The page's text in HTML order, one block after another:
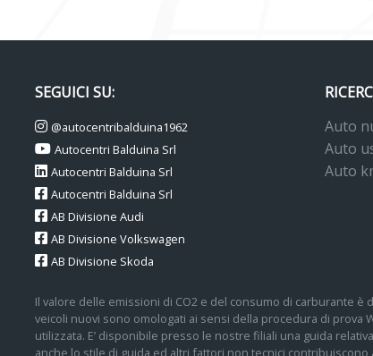
SEGUICI SU:
@autocentribalduina1962
Autocentri Balduina Srl
Autocentri Balduina Srl
Autocentri Balduina Srl
AB Divisione Audi
AB Divisione Volkswagen
AB Divisione Skoda
Auto
Auto
Auto
Il valore delle emissioni di CO2 e del consumo di carburante
veicoli nuovi sono omologati ai sensi della procedura di prova
utilizzata. E’ disponibile presso le nostre filiali una guida
anche lo stile di guida ed altri fattori non tecnici